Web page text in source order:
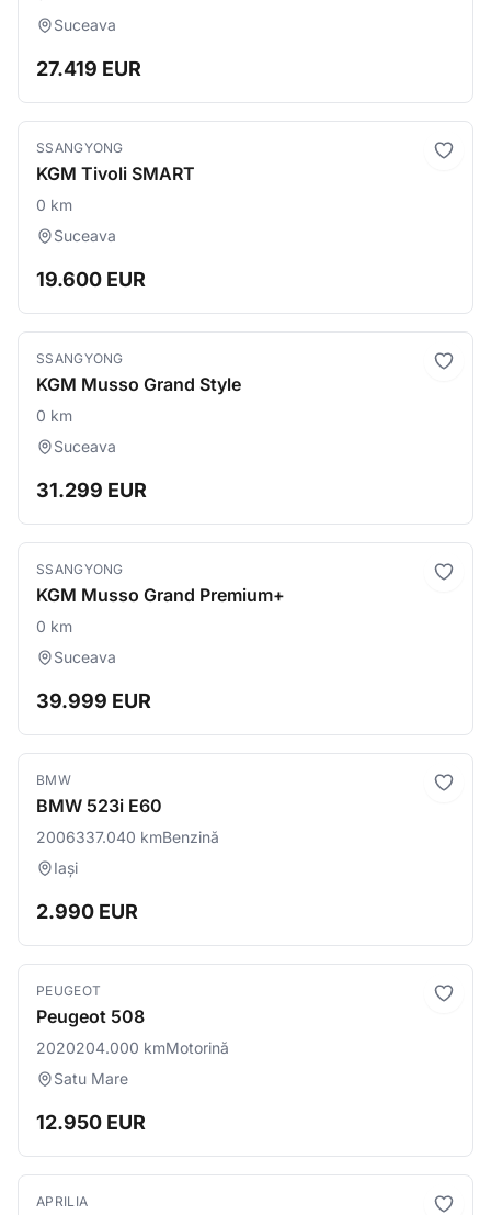
Suceava
27.419 EUR
SSANGYONG
KGM Tivoli SMART
0 km
Suceava
19.600 EUR
SSANGYONG
KGM Musso Grand Style
0 km
Suceava
31.299 EUR
SSANGYONG
KGM Musso Grand Premium+
0 km
Suceava
39.999 EUR
BMW
BMW 523i E60
2006337.040 kmBenzină
Iași
2.990 EUR
PEUGEOT
Peugeot 508
2020204.000 kmMotorină
Satu Mare
12.950 EUR
APRILIA